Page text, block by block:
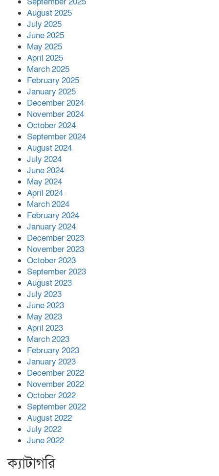
August 2025
July 2025
June 2025
May 2025
April 2025
March 2025
February 2025
January 2025
December 2024
November 2024
October 2024
September 2024
August 2024
July 2024
June 2024
May 2024
April 2024
March 2024
February 2024
January 2024
December 2023
November 2023
October 2023
September 2023
August 2023
July 2023
June 2023
May 2023
April 2023
March 2023
February 2023
January 2023
December 2022
November 2022
October 2022
September 2022
August 2022
July 2022
June 2022
ক্যাটাগরি